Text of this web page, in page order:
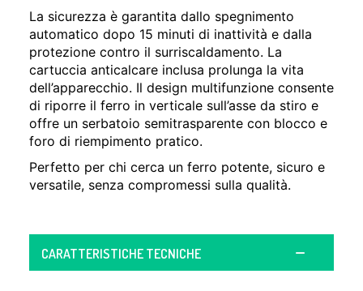
La sicurezza è garantita dallo spegnimento
automatico dopo 15 minuti di inattività e dalla
protezione contro il surriscaldamento. La
cartuccia anticalcare inclusa prolunga la vita
dell’apparecchio. Il design multifunzione consente
di riporre il ferro in verticale sull’asse da stiro e
offre un serbatoio semitrasparente con blocco e
foro di riempimento pratico.
Perfetto per chi cerca un ferro potente, sicuro e
versatile, senza compromessi sulla qualità.
CARATTERISTICHE TECNICHE